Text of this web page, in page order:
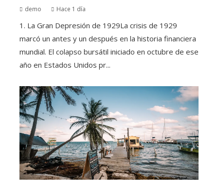
demo Hace 1 día
1. La Gran Depresión de 1929La crisis de 1929
marcó un antes y un después en la historia financiera
mundial. El colapso bursátil iniciado en octubre de ese
año en Estados Unidos pr...